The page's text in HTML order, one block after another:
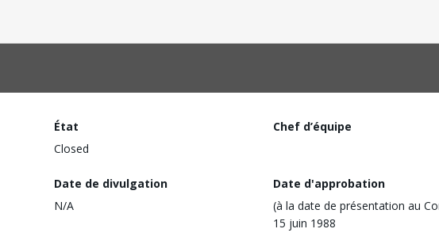
État
Closed
Chef d’équipe
Date de divulgation
N/A
Date d'approbation
(à la date de présentation au
15 juin 1988